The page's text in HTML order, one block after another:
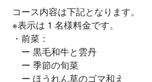
コース内容は下記となります。
※表示は 1 名様料金です。
・前菜：
ー 黒毛和牛と雲丹
ー 季節の旬菜
ー ほうれん草のゴマ和え